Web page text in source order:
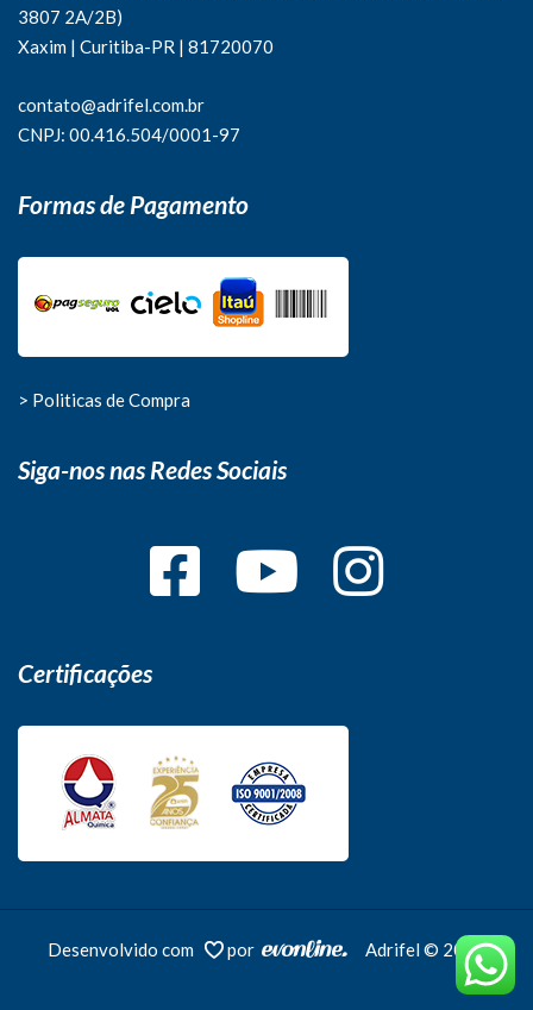
3807 2A/2B)
Xaxim | Curitiba-PR | 81720070
contato@adrifel.com.br
CNPJ: 00.416.504/0001-97
Formas de Pagamento
> Politicas de Compra
Siga-nos nas Redes Sociais
Certificações
Desenvolvido com por Adrifel © 2026